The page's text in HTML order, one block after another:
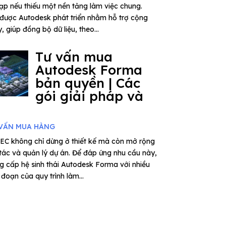
nếu thiếu một nền tảng làm việc chung.
Autodesk phát triển nhằm hỗ trợ cộng
giúp đồng bộ dữ liệu, theo...
Tư vấn mua
Autodesk Forma
bản quyền | Các
gói giải pháp và
MUA HÀNG
không chỉ dừng ở thiết kế mà còn mở rộng
và quản lý dự án. Để đáp ứng nhu cầu này,
cấp hệ sinh thái Autodesk Forma với nhiều
của quy trình làm...